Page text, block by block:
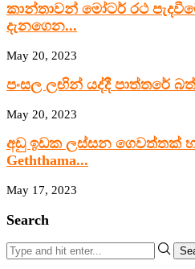
කාන්තාවන් මෝටර් රථ
දැනගෙන...
May 20, 2023
පංසල ලඟින් යද්දී පාත්තරේ
May 20, 2023
අඩු ඉඩක ලස්සන ගෙවත්තක්
Geththama...
May 17, 2023
Search